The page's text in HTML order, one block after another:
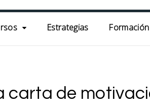
Estrategias Formación
carta de